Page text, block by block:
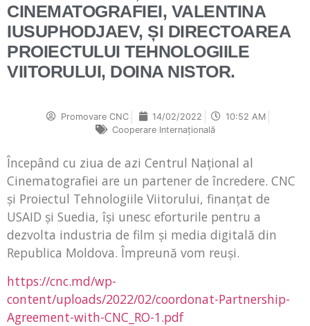
CINEMATOGRAFIEI, VALENTINA
IUSUPHODJAEV, ȘI DIRECTOAREA
PROIECTULUI TEHNOLOGIILE
VIITORULUI, DOINA NISTOR.
Promovare CNC 14/02/2022
10:52 AM
Cooperare Internațională
Începând cu ziua de azi Centrul Național al
Cinematografiei are un partener de încredere. CNC
și Proiectul Tehnologiile Viitorului, finanțat de
USAID și Suedia, își unesc eforturile pentru a
dezvolta industria de film și media digitală din
Republica Moldova. Împreună vom reuși.
https://cnc.md/wp-
content/uploads/2022/02/coordonat-Partnership-
Agreement-with-CNC_RO-1.pdf